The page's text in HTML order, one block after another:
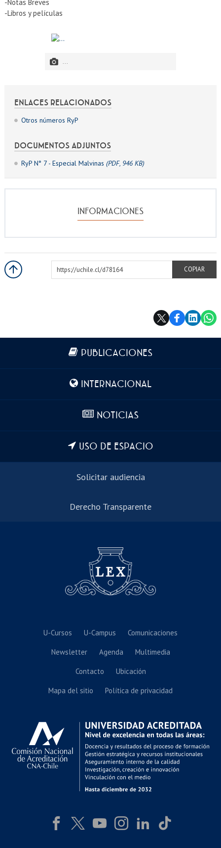
ENLACES RELACIONADOS
Otros números RyP
DOCUMENTOS ADJUNTOS
RyP N° 7 - Especial Malvinas (PDF, 946 KB)
INFORMACIONES
-Notas Breves
-Libros y películas
...
https://uchile.cl/d78164
COPIAR
Más información
PUBLICACIONES
INTERNACIONAL
NOTICIAS
USO DE ESPACIO
Solicitar audiencia
Derecho Transparente
U-Cursos U-Campus Comunicaciones
Newsletter Agenda Multimedia
Contacto Ubicación
Mapa del sitio Política de privacidad